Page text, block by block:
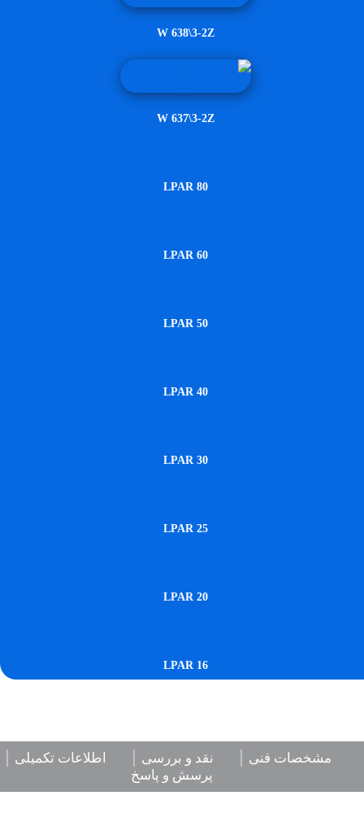
W 638\3-2Z
W 637\3-2Z
LPAR 80
LPAR 60
LPAR 50
LPAR 40
LPAR 30
LPAR 25
LPAR 20
LPAR 16
مشخصات فنی نقد و بررسی
اطلاعات تکمیلی
پرسش و پاسخ